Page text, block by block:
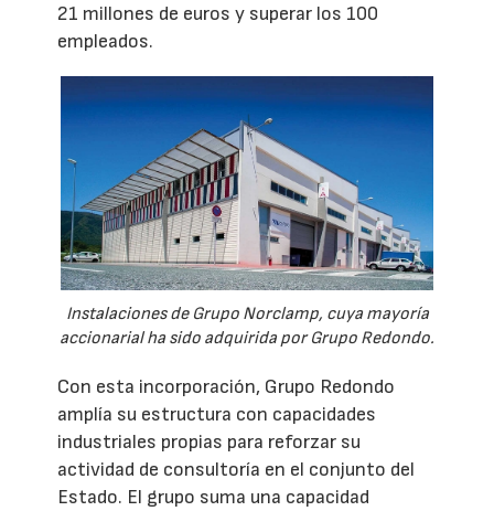
21 millones de euros y superar los 100
empleados.
Instalaciones de Grupo Norclamp, cuya mayoría
accionarial ha sido adquirida por Grupo Redondo.
Con esta incorporación, Grupo Redondo
amplía su estructura con capacidades
industriales propias para reforzar su
actividad de consultoría en el conjunto del
Estado. El grupo suma una capacidad